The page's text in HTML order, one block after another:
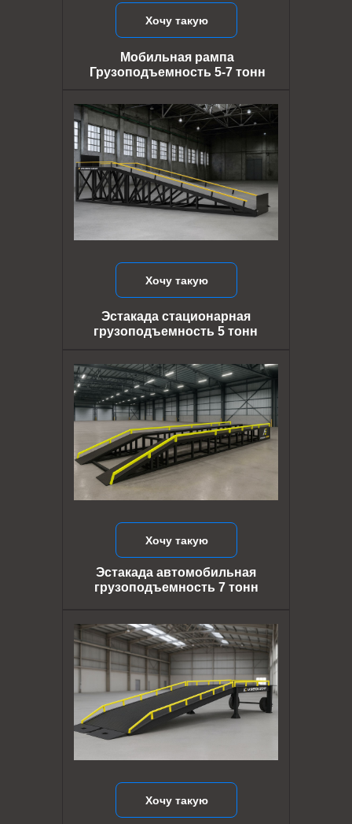
Хочу такую
Хочу такую
Эстакада автомобильная
грузоподъемность 7 тонн
Хочу такую
Эстакада стационарная
грузоподъемность 5 тонн
Хочу такую
Мобильная рампа
Грузоподъемность 5-7 тонн